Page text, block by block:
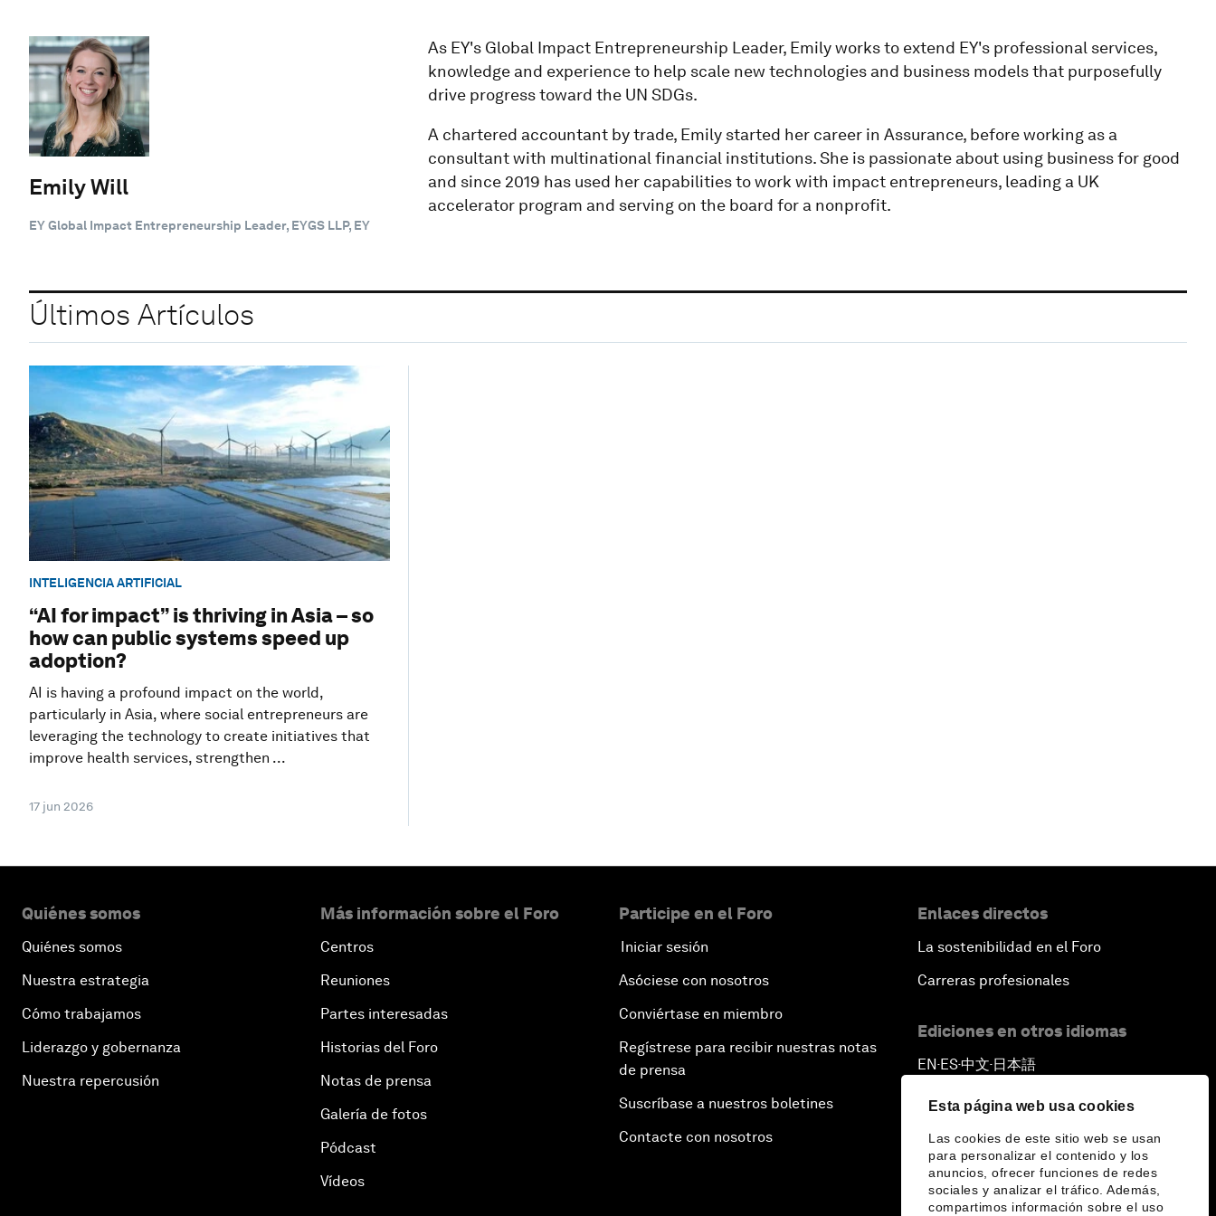
Esta página web usa cookies
Las cookies de este sitio web se usan
para personalizar el contenido y los
anuncios, ofrecer funciones de redes
sociales y analizar el tráfico. Además,
compartimos información sobre el uso
Emily Will
EY Global Impact Entrepreneurship Leader, EYGS LLP, EY
As EY's Global Impact Entrepreneurship Leader, Emily works to extend EY's professional services,
knowledge and experience to help scale new technologies and business models that purposefully
drive progress toward the UN SDGs.
A chartered accountant by trade, Emily started her career in Assurance, before working as a
consultant with multinational financial institutions. She is passionate about using business for good
and since 2019 has used her capabilities to work with impact entrepreneurs, leading a UK
accelerator program and serving on the board for a nonprofit.
Últimos Artículos
INTELIGENCIA ARTIFICIAL
“AI for impact” is thriving in Asia – so
how can public systems speed up
adoption?
AI is having a profound impact on the world,
particularly in Asia, where social entrepreneurs are
leveraging the technology to create initiatives that
improve health services, strengthen ...
17 jun 2026
Quiénes somos
Quiénes somos
Nuestra estrategia
Cómo trabajamos
Liderazgo y gobernanza
Nuestra repercusión
Más información sobre el Foro
Centros
Reuniones
Partes interesadas
Historias del Foro
Notas de prensa
Galería de fotos
Pódcast
Vídeos
Participe en el Foro
Iniciar sesión
Asóciese con nosotros
Conviértase en miembro
Regístrese para recibir nuestras notas
de prensa
Suscríbase a nuestros boletines
Contacte con nosotros
Enlaces directos
La sostenibilidad en el Foro
Carreras profesionales
Ediciones en otros idiomas
EN ▪ ES▪中文▪ 日本語